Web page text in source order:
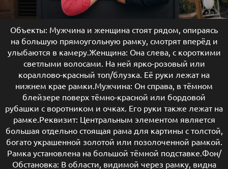
Объекты: Мужчина и женщина стоят рядом, опираясь
на большую прямоугольную рамку, смотрят вперёд и
улыбаются в камеру.Женщина: Она слева, с короткими
светлыми волосами. На ней ярко-розовый или
кораллово-красный топ/блузка. Её руки лежат на
нижнем крае рамки.Мужчина: Он справа, в тёмном
блейзере поверх тёмно-красной или бордовой
рубашки с воротником и очках. Его руки также лежат на
рамке.Реквизит: Центральным элементом является
большая отдельно стоящая рама для картины с толстой,
богато украшенной золотой или позолоченной рамкой.
Рамка установлена ​​на большой тёмной подставке.Фон/
Обстановка: В области, видимой через рамку, видна